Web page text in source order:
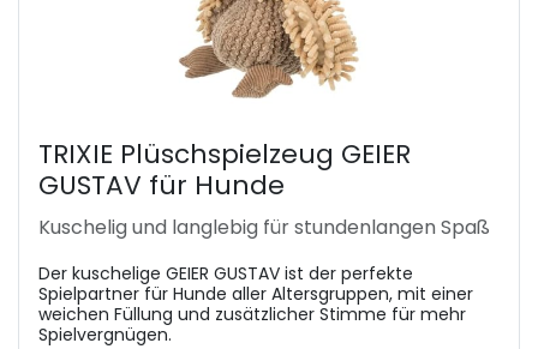
TRIXIE Plüschspielzeug GEIER
GUSTAV für Hunde
Kuschelig und langlebig für stundenlangen Spaß
Der kuschelige GEIER GUSTAV ist der perfekte
Spielpartner für Hunde aller Altersgruppen, mit einer
weichen Füllung und zusätzlicher Stimme für mehr
Spielvergnügen.